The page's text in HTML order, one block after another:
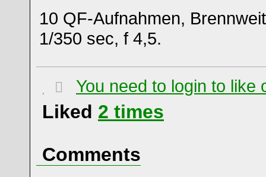
10 QF-Aufnahmen,
1/350 sec, f 4,5.
You need to login to like
Liked 2 times
Comments